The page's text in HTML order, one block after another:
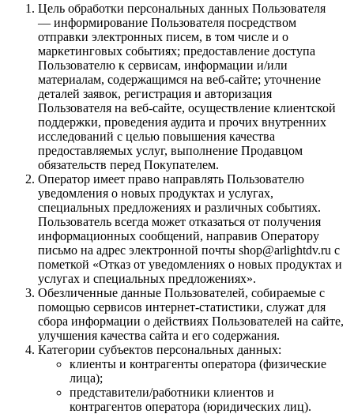
Цель обработки персональных данных Пользователя
— информирование Пользователя посредством
отправки электронных писем, в том числе и о
маркетинговых событиях; предоставление доступа
Пользователю к сервисам, информации и/или
материалам, содержащимся на веб-сайте; уточнение
деталей заявок, регистрация и авторизация
Пользователя на веб-сайте, осуществление клиентской
поддержки, проведения аудита и прочих внутренних
исследований с целью повышения качества
предоставляемых услуг, выполнение Продавцом
обязательств перед Покупателем.
Оператор имеет право направлять Пользователю
уведомления о новых продуктах и услугах,
специальных предложениях и различных событиях.
Пользователь всегда может отказаться от получения
информационных сообщений, направив Оператору
письмо на адрес электронной почты shop@arlightdv.ru с
пометкой «Отказ от уведомлениях о новых продуктах и
услугах и специальных предложениях».
Обезличенные данные Пользователей, собираемые с
помощью сервисов интернет-статистики, служат для
сбора информации о действиях Пользователей на сайте,
улучшения качества сайта и его содержания.
Категории субъектов персональных данных:
клиенты и контрагенты оператора (физические
лица);
представители/работники клиентов и
контрагентов оператора (юридических лиц).